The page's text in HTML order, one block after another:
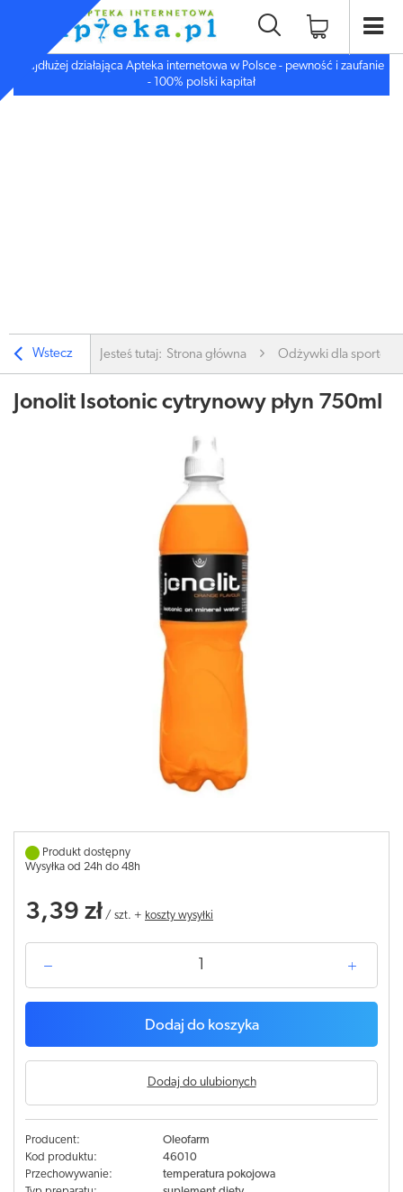
Najdłużej działająca Apteka internetowa w Polsce - pewność i zaufanie
- 100% polski kapitał
Wstecz Jesteś tutaj: Strona główna Odżywki dla
Jonolit Isotonic cytrynowy płyn 750ml
Produkt dostępny
Wysyłka od 24h do 48h
3,39 zł / szt. + koszty wysyłki
Dodaj do koszyka
Dodaj do ulubionych
Producent:
Oleofarm
Kod produktu:
46010
Przechowywanie:
temperatura pokojowa